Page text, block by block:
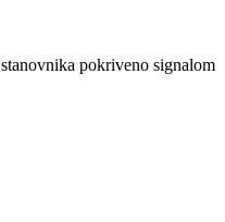
stanovnika pokriveno signalom